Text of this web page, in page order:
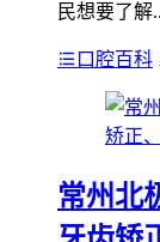
民想要了解
口腔百科
常州北